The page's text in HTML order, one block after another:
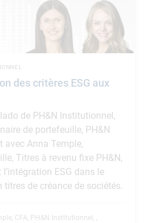
des critères ESG aux
de PH&N Institutionnel,
de portefeuille, PH&N
avec Anna Temple,
Titres à revenu fixe PH&N,
ESG dans le
titres de créance de sociétés.
CFA, PH&N Institutionnel , ,